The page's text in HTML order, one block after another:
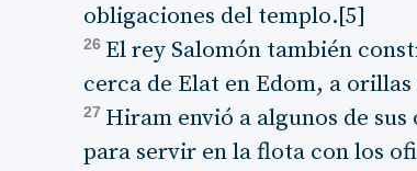
obligaciones del templo.[5]
26 El rey Salomón también
cerca de Elat en Edom, a
27 Hiram envió a algunos de
para servir en la flota con los